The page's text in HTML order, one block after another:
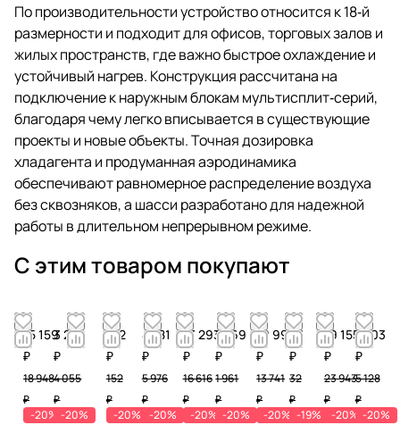
По производительности устройство относится к 18‑й
размерности и подходит для офисов, торговых залов и
жилых пространств, где важно быстрое охлаждение и
устойчивый нагрев. Конструкция рассчитана на
подключение к наружным блокам мультисплит‑серий,
благодаря чему легко вписывается в существующие
проекты и новые объекты. Точная дозировка
хладагента и продуманная аэродинамика
обеспечивают равномерное распределение воздуха
без сквозняков, а шасси разработано для надежной
работы в длительном непрерывном режиме.
С этим товаром покупают
15 159
₽
18 948
₽
-20%
3 244
₽
4 055
₽
-20%
122
₽
152
₽
-20%
4 781
₽
5 976
₽
-20%
13 293
₽
16 616
₽
-20%
1 569
₽
1 961
₽
-20%
10 993
₽
13 741
₽
-20%
26
₽
32
₽
-19%
19 155
₽
23 943
₽
-20%
4 103
₽
5 128
₽
-20%